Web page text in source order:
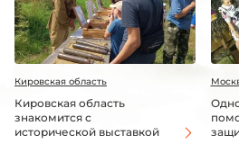
Кировская область
Кировская область
знакомится с
исторической выставкой